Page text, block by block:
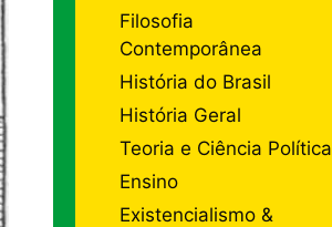
Filosofia
Contemporânea
História do Brasil
História Geral
Teoria e Ciência Política
Ensino
Existencialismo &